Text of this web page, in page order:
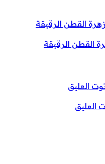
القطن الرقيقة
العليق